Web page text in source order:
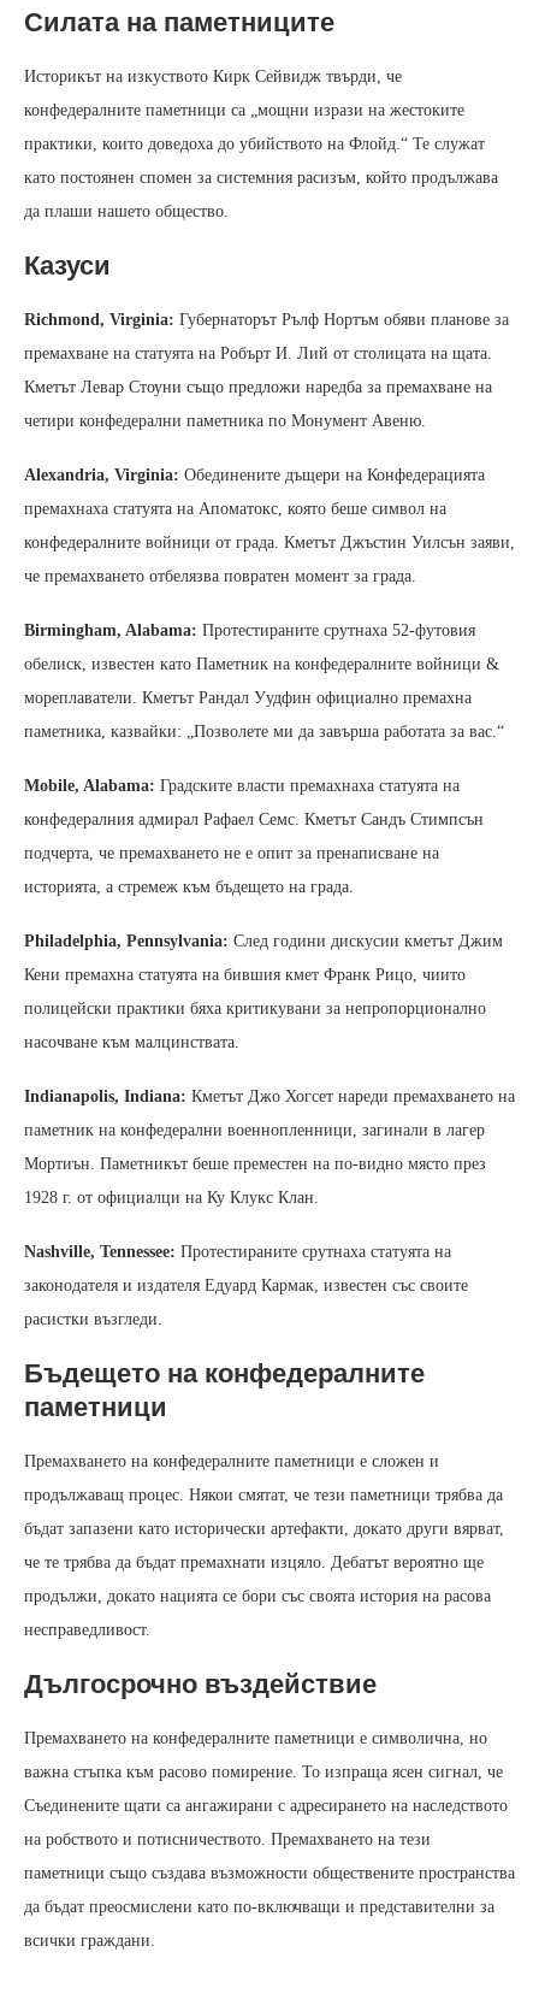
Силата на паметниците
Историкът на изкуството Кирк Сейвидж твърди, че
конфедералните паметници са „мощни изрази на жестоките
практики, които доведоха до убийството на Флойд.“ Те служат
като постоянен спомен за системния расизъм, който продължава
да плаши нашето общество.
Казуси
Richmond, Virginia: Губернаторът Рълф Нортъм обяви планове за
премахване на статуята на Робърт И. Лий от столицата на щата.
Кметът Левар Стоуни също предложи наредба за премахване на
четири конфедерални паметника по Монумент Авеню.
Alexandria, Virginia: Обединените дъщери на Конфедерацията
премахнаха статуята на Апоматокс, която беше символ на
конфедералните войници от града. Кметът Джъстин Уилсън заяви,
че премахването отбелязва повратен момент за града.
Birmingham, Alabama: Протестираните срутнаха 52-футовия
обелиск, известен като Паметник на конфедералните войници &
мореплаватели. Кметът Рандал Уудфин официално премахна
паметника, казвайки: „Позволете ми да завърша работата за вас.“
Mobile, Alabama: Градските власти премахнаха статуята на
конфедералния адмирал Рафаел Семс. Кметът Сандъ Стимпсън
подчерта, че премахването не е опит за пренаписване на
историята, а стремеж към бъдещето на града.
Philadelphia, Pennsylvania: След години дискусии кметът Джим
Кени премахна статуята на бившия кмет Франк Рицо, чиито
полицейски практики бяха критикувани за непропорционално
насочване към малцинствата.
Indianapolis, Indiana: Кметът Джо Хогсет нареди премахването на
паметник на конфедерални военнопленници, загинали в лагер
Мортиън. Паметникът беше преместен на по-видно място през
1928 г. от официалци на Ку Клукс Клан.
Nashville, Tennessee: Протестираните срутнаха статуята на
законодателя и издателя Едуард Кармак, известен със своите
расистки възгледи.
Бъдещето на конфедералните
паметници
Премахването на конфедералните паметници е сложен и
продължаващ процес. Някои смятат, че тези паметници трябва да
бъдат запазени като исторически артефакти, докато други вярват,
че те трябва да бъдат премахнати изцяло. Дебатът вероятно ще
продължи, докато нацията се бори със своята история на расова
несправедливост.
Дългосрочно въздействие
Премахването на конфедералните паметници е символична, но
важна стъпка към расово помирение. То изпраща ясен сигнал, че
Съединените щати са ангажирани с адресирането на наследството
на робството и потисничеството. Премахването на тези
паметници също създава възможности обществените пространства
да бъдат преосмислени като по‑включващи и представителни за
всички граждани.